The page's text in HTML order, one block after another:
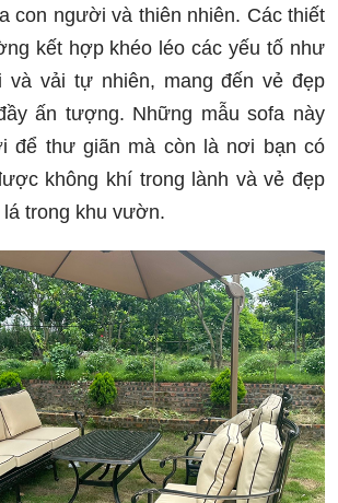
con người và thiên nhiên. Các thiết
kết hợp khéo léo các yếu tố như
và vải tự nhiên, mang đến vẻ đẹp
ấn tượng. Những mẫu sofa này
để thư giãn mà còn là nơi bạn có
không khí trong lành và vẻ đẹp
trong khu vườn.